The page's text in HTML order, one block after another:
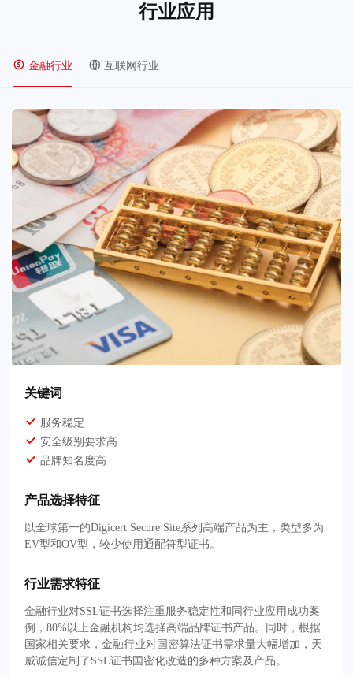
行业应用
金融行业 互联网行业
关键词
服务稳定
安全级别要求高
品牌知名度高
产品选择特征
以全球第一的Digicert Secure Site系列高端产品为主，类型多为
EV型和OV型，较少使用通配符型证书。
行业需求特征
金融行业对SSL证书选择注重服务稳定性和同行业应用成功案
例，80%以上金融机构均选择高端品牌证书产品。同时，根据
国家相关要求，金融行业对国密算法证书需求量大幅增加，天
威诚信定制了SSL证书国密化改造的多种方案及产品。